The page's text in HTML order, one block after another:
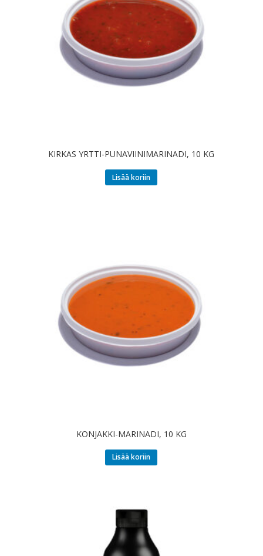
KIRKAS YRTTI-PUNAVIINIMARINADI, 10 KG
Lisää koriin
KONJAKKI-MARINADI, 10 KG
Lisää koriin